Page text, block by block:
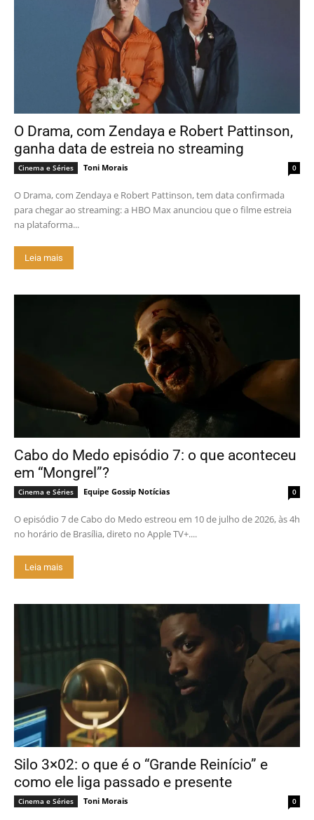
O Drama, com Zendaya e Robert Pattinson,
ganha data de estreia no streaming
Cinema e Séries Toni Morais 0
O Drama, com Zendaya e Robert Pattinson, tem data confirmada
para chegar ao streaming: a HBO Max anunciou que o filme estreia
na plataforma...
Leia mais
Cabo do Medo episódio 7: o que aconteceu
em “Mongrel”?
Cinema e Séries Equipe Gossip Notícias 0
O episódio 7 de Cabo do Medo estreou em 10 de julho de 2026, às 4h
no horário de Brasília, direto no Apple TV+....
Leia mais
Silo 3×02: o que é o “Grande Reinício” e
como ele liga passado e presente
Cinema e Séries Toni Morais 0